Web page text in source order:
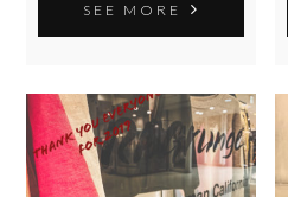
SEE MORE